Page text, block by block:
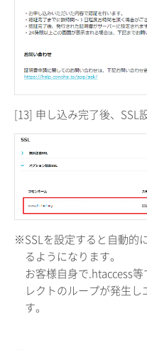
[13] 申し込み完了後、SSL
※SSLを設定すると自動的
るようになります。
お客様自身で.htaccess
レクトのループが発生
す。